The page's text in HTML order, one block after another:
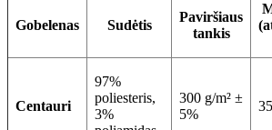
Gobelenas Sudėtis
Paviršiaus
tankis
Centauri
97%
poliesteris,
3%
300 g/m² ±
5%